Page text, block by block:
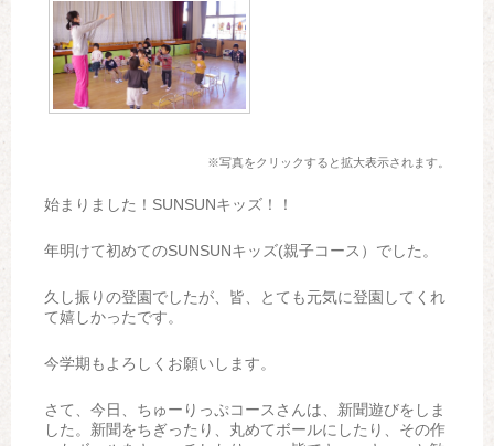
※写真をクリックすると拡大表示されます。
始まりました！SUNSUNキッズ！！
年明けて初めてのSUNSUNキッズ(親子コース）でした。
久し振りの登園でしたが、皆、とても元気に登園してくれ
て嬉しかったです。
今学期もよろしくお願いします。
さて、今日、ちゅーりっぷコースさんは、新聞遊びをしま
した。新聞をちぎったり、丸めてボールにしたり、その作